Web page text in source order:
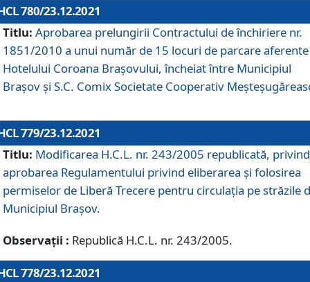
780/23.12.2021
Titlu: Aprobarea prelungirii Contractului de închiriere nr.
1851/2010 a unui număr de 15 locuri de parcare aferente
Hotelului Coroana Brașovului, încheiat între Municipiul
Braşov şi S.C. Comix Societate Cooperativ
779/23.12.2021
Titlu: Modificarea H.C.L. nr. 243/2005 republicată, privind
aprobarea Regulamentului privind eliberarea şi folosirea
permiselor de Liberă Trecere pentru circulația pe străzile
Municipiul Braşov.
Observații : Republică H.C.L. nr. 243/2005.
778/23.12.2021